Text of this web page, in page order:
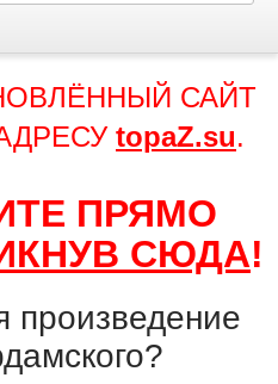
САЙТ
topaZ.su.
ПРЯМО
СЮДА!
произведение